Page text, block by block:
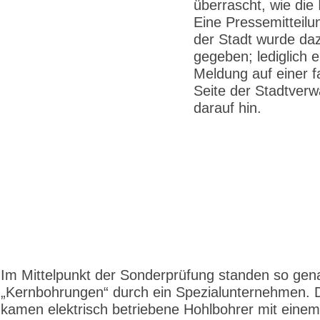
überrascht, wie die
Eine
der Stadt wurde
gegeben; lediglich
Meldung auf einer
Seite der
darauf hin.
Im Mittelpunkt der Sonderprüfung standen so
„Kernbohrungen“ durch ein Spezialunternehmen.
kamen elektrisch betriebene Hohlbohrer mit einem